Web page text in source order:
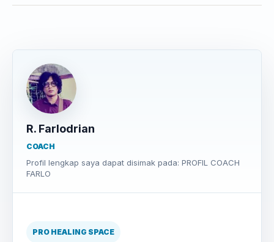
R. Farlodrian
COACH
Profil lengkap saya dapat disimak pada: PROFIL COACH
FARLO
PRO HEALING SPACE